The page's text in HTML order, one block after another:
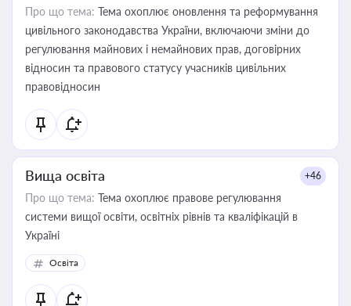
Про що тема: Тема охоплює оновлення та реформування
цивільного законодавства України, включаючи зміни до
регулювання майнових і немайнових прав, договірних
відносин та правового статусу учасників цивільних
правовідносин
Вища освіта +46
Про що тема: Тема охоплює правове регулювання
системи вищої освіти, освітніх рівнів та кваліфікацій в
Україні
Освіта